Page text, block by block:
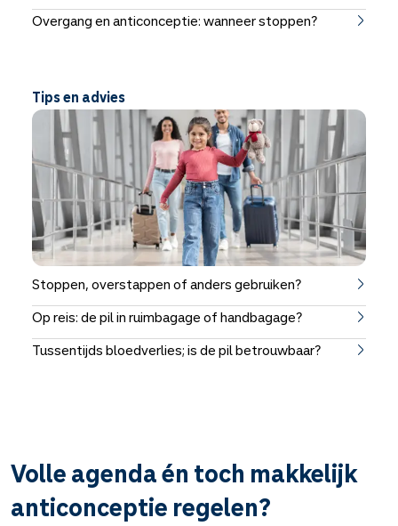
Overgang en anticonceptie: wanneer stoppen?
Tips en advies
Stoppen, overstappen of anders gebruiken?
Op reis: de pil in ruimbagage of handbagage?
Tussentijds bloedverlies; is de pil betrouwbaar?
Volle agenda én toch makkelijk
anticonceptie regelen?